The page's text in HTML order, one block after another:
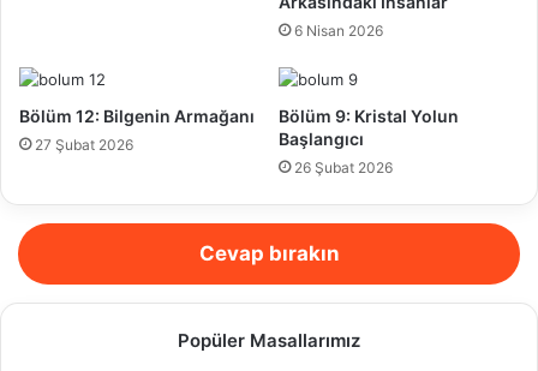
6 Nisan 2026
Bölüm 12: Bilgenin Armağanı
27 Şubat 2026
Bölüm 9: Kristal Yolun
Başlangıcı
26 Şubat 2026
Cevap bırakın
Popüler Masallarımız